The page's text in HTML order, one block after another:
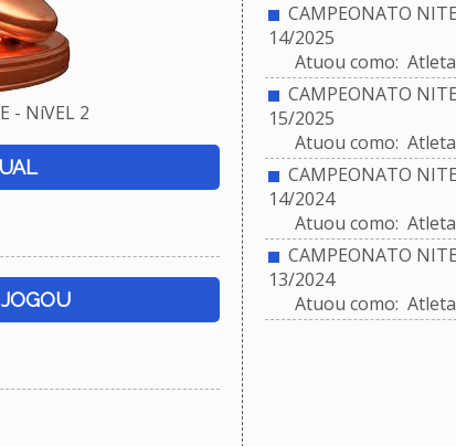
- NíVEL 2
CAMPEONATO
14/2025
Atuou como: Atleta
CAMPEONATO
15/2025
Atuou como: Atleta
CAMPEONATO
14/2024
Atuou como: Atleta
CAMPEONATO
13/2024
Atuou como: Atleta